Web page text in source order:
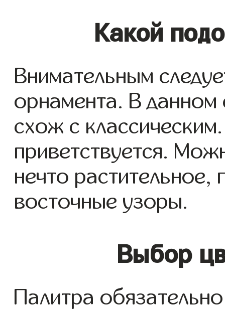
Какой
Внимательным
орнамента. В
схож с
приветствуется.
нечто растительное,
восточные узоры.
Выбор
Палитра